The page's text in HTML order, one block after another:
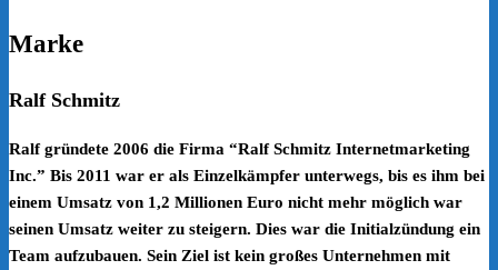
Marke
Ralf Schmitz
Ralf gründete 2006 die Firma “Ralf Schmitz Internetmarketing
Inc.” Bis 2011 war er als Einzelkämpfer unterwegs, bis es ihm bei
einem Umsatz von 1,2 Millionen Euro nicht mehr möglich war
seinen Umsatz weiter zu steigern. Dies war die Initialzündung ein
Team aufzubauen. Sein Ziel ist kein großes Unternehmen mit